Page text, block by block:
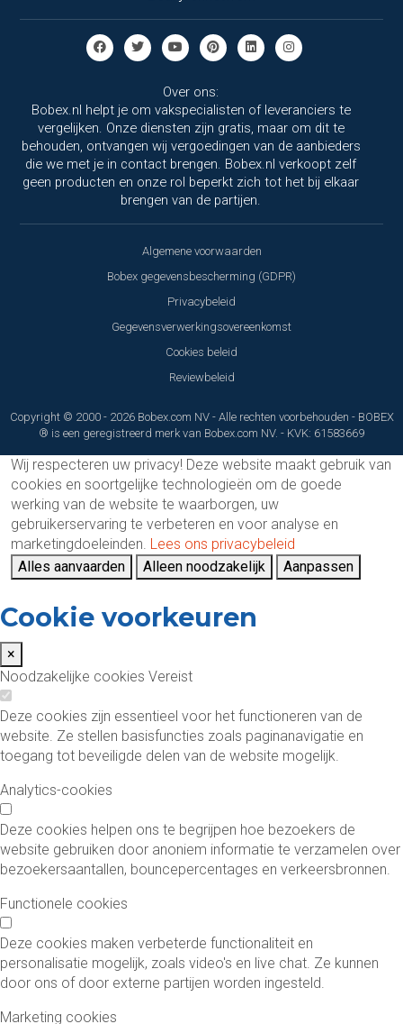
Over ons:
Bobex.nl helpt je om vakspecialisten of leveranciers te
vergelijken. Onze diensten zijn gratis, maar om dit te
behouden, ontvangen wij vergoedingen van de aanbieders
die we met je in contact brengen. Bobex.nl verkoopt zelf
geen producten en onze rol beperkt zich tot het bij elkaar
brengen van de partijen.
Algemene voorwaarden
Bobex gegevensbescherming (GDPR)
Privacybeleid
Gegevensverwerkingsovereenkomst
Cookies beleid
Reviewbeleid
Copyright © 2000 - 2026 Bobex.com NV - Alle rechten voorbehouden - BOBEX
® is een geregistreerd merk van Bobex.com NV. - KVK: 61583669
Wij respecteren uw privacy! Deze website maakt gebruik van
cookies en soortgelijke technologieën om de goede
werking van de website te waarborgen, uw
gebruikerservaring te verbeteren en voor analyse en
marketingdoeleinden. Lees ons privacybeleid
Alles aanvaarden
Alleen noodzakelijk Aanpassen
Cookie voorkeuren
×
Noodzakelijke cookies Vereist
Deze cookies zijn essentieel voor het functioneren van de
website. Ze stellen basisfuncties zoals paginanavigatie en
toegang tot beveiligde delen van de website mogelijk.
Analytics-cookies
Deze cookies helpen ons te begrijpen hoe bezoekers de
website gebruiken door anoniem informatie te verzamelen over
bezoekersaantallen, bouncepercentages en verkeersbronnen.
Functionele cookies
Deze cookies maken verbeterde functionaliteit en
personalisatie mogelijk, zoals video's en live chat. Ze kunnen
door ons of door externe partijen worden ingesteld.
Marketing cookies